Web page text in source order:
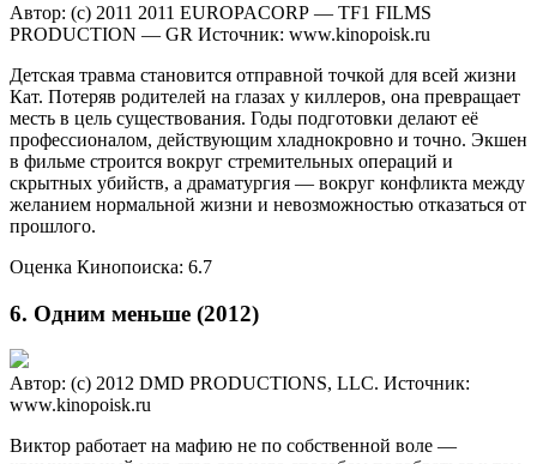
Автор: (c) 2011 2011 EUROPACORP — TF1 FILMS
PRODUCTION — GR Источник: www.kinopoisk.ru
Детская травма становится отправной точкой для всей жизни
Кат. Потеряв родителей на глазах у киллеров, она превращает
месть в цель существования. Годы подготовки делают её
профессионалом, действующим хладнокровно и точно. Экшен
в фильме строится вокруг стремительных операций и
скрытных убийств, а драматургия — вокруг конфликта между
желанием нормальной жизни и невозможностью отказаться от
прошлого.
Оценка Кинопоиска: 6.7
6. Одним меньше (2012)
Автор: (c) 2012 DMD PRODUCTIONS, LLC. Источник:
www.kinopoisk.ru
Виктор работает на мафию не по собственной воле —